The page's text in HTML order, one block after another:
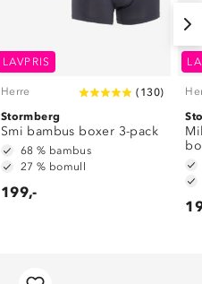
LAVPRIS
Herre ( 130)
Stormberg
Smi bambus boxer 3-pack
68 % bambus
27 % bomull
199,-